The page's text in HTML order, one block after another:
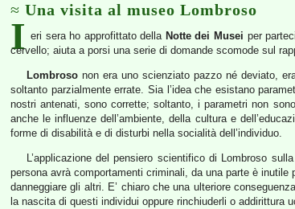
Una visita al museo Lombroso
I eri sera ho approfittato della Notte dei Musei per
cervello; aiuta a porsi una serie di domande scomode sul
Lombrosonon era uno scienziato pazzo né deviato,
soltanto parzialmente errate. Sia l’idea che esistano
nostri antenati, sono corrette; soltanto, i parametri non
anche le influenze dell’ambiente, della cultura e
forme di disabilità e di disturbi nella socialità dell’individuo.
L’applicazione del pensiero scientifico di Lombroso
persona avrà comportamenti criminali, da una parte è
danneggiare gli altri. E’ chiaro che una ulteriore
la nascita di questi individui oppure rinchiuderli o addirittura